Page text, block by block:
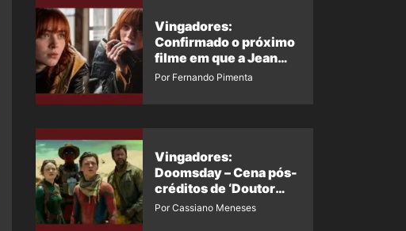
Vingadores:
Confirmado o próximo
filme em que a Jean
Grey irá aparecer
Por Fernando Pimenta
Vingadores:
Doomsday – Cena pós-
créditos de ‘Doutor
Destino’ é revelada
Por Cassiano Meneses